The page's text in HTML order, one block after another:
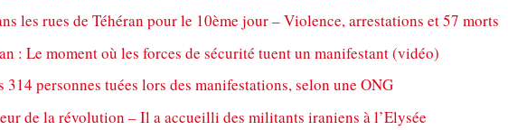
les rues de Téhéran pour le 10ème jour – Violence, arrestations et 57 morts
: Le moment où les forces de sécurité tuent un manifestant (vidéo)
314 personnes tuées lors des manifestations, selon une ONG
de la révolution – Il a accueilli des militants iraniens à l’Elysée